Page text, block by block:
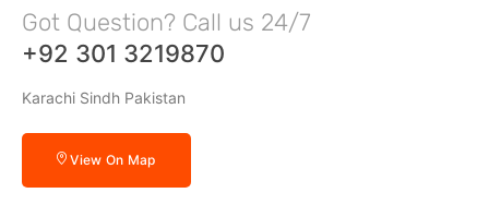
Got Question? Call us 24/7
+92 301 3219870
Karachi Sindh Pakistan
View On Map